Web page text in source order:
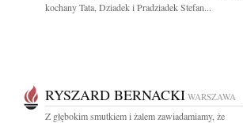
kochany Tata, Dziadek i Pradziadek Stefan...
RYSZARD BERNACKI WARSZAWA
Z głębokim smutkiem i żalem zawiadamiamy, że